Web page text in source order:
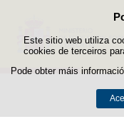
Este sitio web utiliza
cookies de terceiros
Pode obter máis